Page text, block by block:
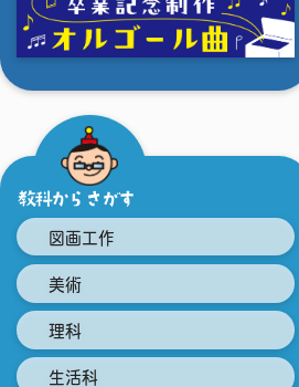
教科からさがす
図画工作
美術
理科
生活科